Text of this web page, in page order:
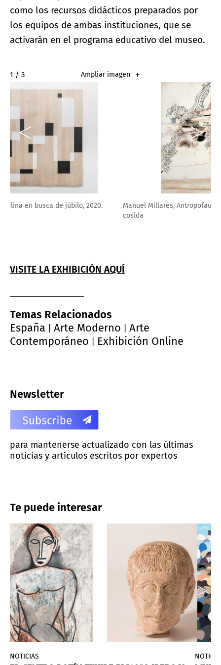
como los recursos didácticos preparados por
los equipos de ambas instituciones, que se
activarán en el programa educativo del museo.
2 / 3 Ampliar imagen
Manuel Millares, Antropofauna, 1971. Pintura y arpillera
VISITE LA EXHIBICIÓN AQUÍ
Temas Relacionados
España
Arte Moderno
Arte
Contemporáneo
Exhibición Online
Newsletter
para mantenerse actualizado con las últimas
noticias y artículos escritos por expertos
Te puede interesar
NOTICIAS